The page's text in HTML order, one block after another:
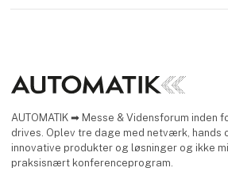
AUTOMATIK ➡ Messe & Vidensforum inden
drives. Oplev tre dage med netværk, hands
innovative produkter og løsninger og ikke
praksisnært konferenceprogram.